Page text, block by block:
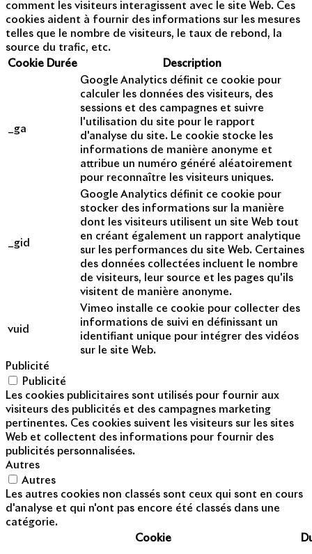
comment les visiteurs interagissent avec le site Web. Ces
cookies aident à fournir des informations sur les mesures
telles que le nombre de visiteurs, le taux de rebond, la
source du trafic, etc.
Cookie Durée Description
_ga
Google Analytics définit ce cookie pour
calculer les données des visiteurs, des
sessions et des campagnes et suivre
l'utilisation du site pour le rapport
d'analyse du site. Le cookie stocke les
informations de manière anonyme et
attribue un numéro généré aléatoirement
pour reconnaître les visiteurs uniques.
_gid
Google Analytics définit ce cookie pour
stocker des informations sur la manière
dont les visiteurs utilisent un site Web tout
en créant également un rapport analytique
sur les performances du site Web. Certaines
des données collectées incluent le nombre
de visiteurs, leur source et les pages qu'ils
visitent de manière anonyme.
vuid
Vimeo installe ce cookie pour collecter des
informations de suivi en définissant un
identifiant unique pour intégrer des vidéos
sur le site Web.
Publicité
Publicité
Les cookies publicitaires sont utilisés pour fournir aux
visiteurs des publicités et des campagnes marketing
pertinentes. Ces cookies suivent les visiteurs sur les sites
Web et collectent des informations pour fournir des
publicités personnalisées.
Autres
Autres
Les autres cookies non classés sont ceux qui sont en cours
d'analyse et qui n'ont pas encore été classés dans une
catégorie.
Cookie